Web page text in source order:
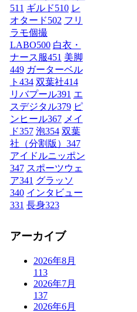
511 ギルド510 レ
オタード502 フリ
ラモ個撮
LABO500 白衣・
ナース服451 美脚
449 ガーターベル
ト 434 双葉社414
リバプール391 エ
スデジタル379 ピ
ンヒール367 メイ
ド357 泡354 双葉
社（分割版） 347
アイドルニッポン
347 スポーツウェ
ア341 グラッソ
340 インタビュー
331 長身323
アーカイブ
2026年8月
113
2026年7月
137
2026年6月